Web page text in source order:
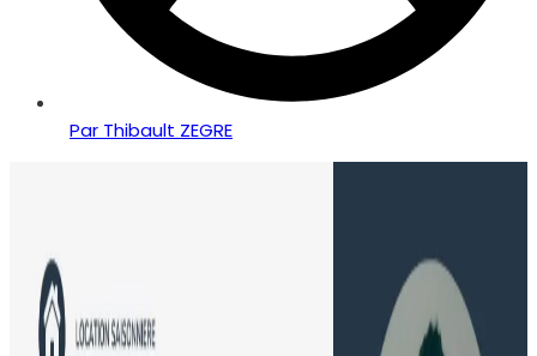
Par Thibault ZEGRE